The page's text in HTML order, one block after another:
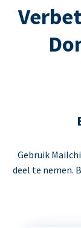
Gebruik
deel te nemen.